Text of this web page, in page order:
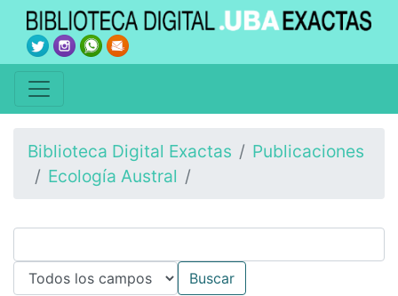
Biblioteca Digital Exactas
Publicaciones
Ecología Austral